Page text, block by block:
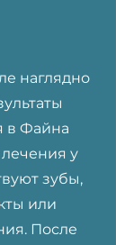
наглядно
в Файна
у
зубы,
или
После